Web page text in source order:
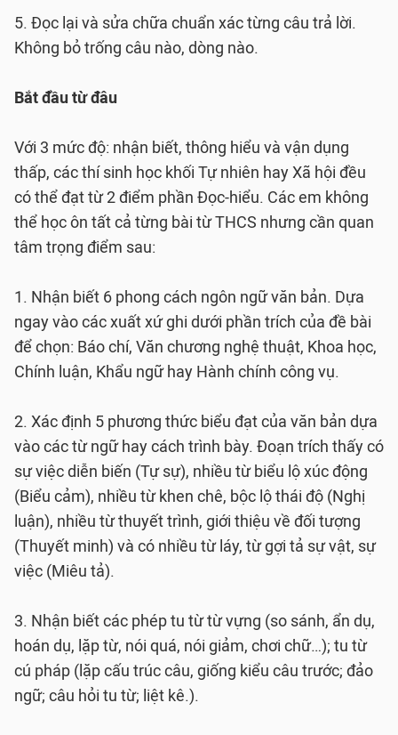
5. Đọc lại và sửa chữa chuẩn xác từng câu trả lời.
Không bỏ trống câu nào, dòng nào.
Bắt đầu từ đâu
Với 3 mức độ: nhận biết, thông hiểu và vận dụng
thấp, các thí sinh học khối Tự nhiên hay Xã hội đều
có thể đạt từ 2 điểm phần Đọc-hiểu. Các em không
thể học ôn tất cả từng bài từ THCS nhưng cần quan
tâm trọng điểm sau:
1. Nhận biết 6 phong cách ngôn ngữ văn bản. Dựa
ngay vào các xuất xứ ghi dưới phần trích của đề bài
để chọn: Báo chí, Văn chương nghệ thuật, Khoa học,
Chính luận, Khẩu ngữ hay Hành chính công vụ.
2. Xác định 5 phương thức biểu đạt của văn bản dựa
vào các từ ngữ hay cách trình bày. Đoạn trích thấy có
sự việc diễn biến (Tự sự), nhiều từ biểu lộ xúc động
(Biểu cảm), nhiều từ khen chê, bộc lộ thái độ (Nghị
luận), nhiều từ thuyết trình, giới thiệu về đối tượng
(Thuyết minh) và có nhiều từ láy, từ gợi tả sự vật, sự
việc (Miêu tả).
3. Nhận biết các phép tu từ từ vựng (so sánh, ẩn dụ,
hoán dụ, lặp từ, nói quá, nói giảm, chơi chữ…); tu từ
cú pháp (lặp cấu trúc câu, giống kiểu câu trước; đảo
ngữ; câu hỏi tu từ; liệt kê.).